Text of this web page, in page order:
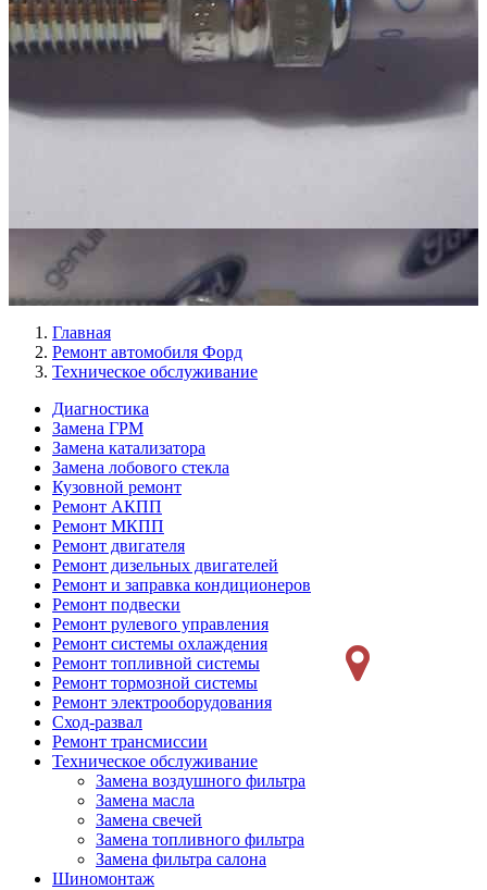
Главная
Ремонт автомобиля Форд
Техническое обслуживание
Меню
Ремонт
слева
Диагностика
Замена ГРМ
Замена катализатора
Замена лобового стекла
Кузовной ремонт
Ремонт АКПП
Ремонт МКПП
Ремонт двигателя
Ремонт дизельных двигателей
Ремонт и заправка кондиционеров
Ремонт подвески
Ремонт рулевого управления
Ремонт системы охлаждения
Ремонт топливной системы
Ремонт тормозной системы
Ремонт электрооборудования
Сход-развал
Ремонт трансмиссии
Техническое обслуживание
Замена воздушного фильтра
Замена масла
Замена свечей
Замена топливного фильтра
Замена фильтра салона
Шиномонтаж